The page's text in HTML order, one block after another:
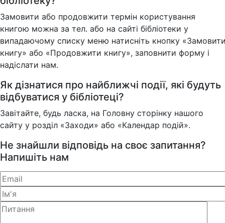
Замовити або продовжити термін користування
книгою можна за тел. або на сайті бібліотеки у
випадаючому списку меню натисніть кнопку
книгу» або «Продовжити книгу», заповнити форму і
надіслати нам.
Як дізнатися про найближчі події, які будуть
відбуватися у бібліотеці?
Завітайте, будь ласка, на Головну сторінку нашого
сайту у розділ «Заходи» або «Календар подій».
Не знайшли відповідь на своє запитання?
Напишіть нам